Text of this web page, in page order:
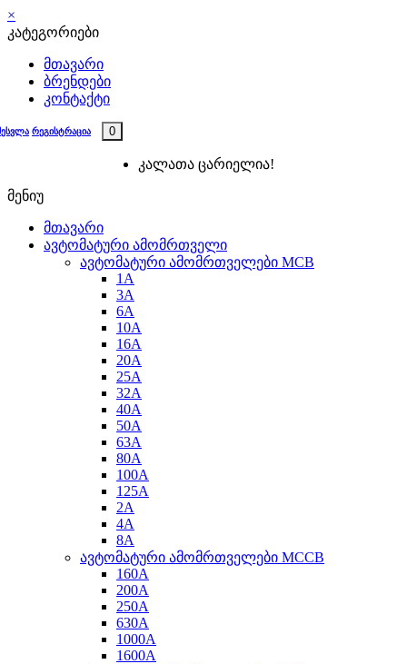
×
კატეგორიები
მთავარი
ბრენდები
კონტაქტი
რეგისტრაცია 0
კალათა ცარიელია!
მენიუ
მთავარი
ავტომატური ამომრთველი
ავტომატური ამომრთველები MCB
1A
3A
6A
10A
16A
20A
25А
32A
40A
50A
63A
80A
100A
125A
2A
4A
8A
ავტომატური ამომრთველები MCCB
160A
200A
250A
630A
1000A
1600A